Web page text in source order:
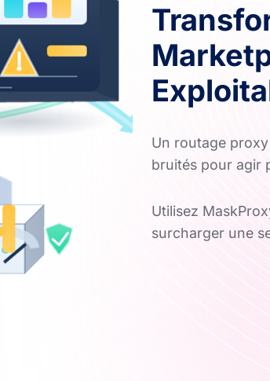
Un routage
bruités pour agir
Utilisez
surcharger une